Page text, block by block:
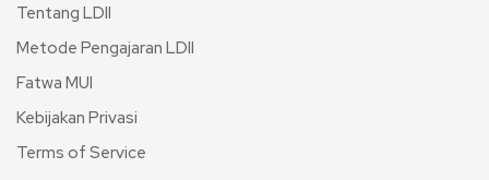
Tentang LDII
Metode Pengajaran LDII
Fatwa MUI
Kebijakan Privasi
Terms of Service